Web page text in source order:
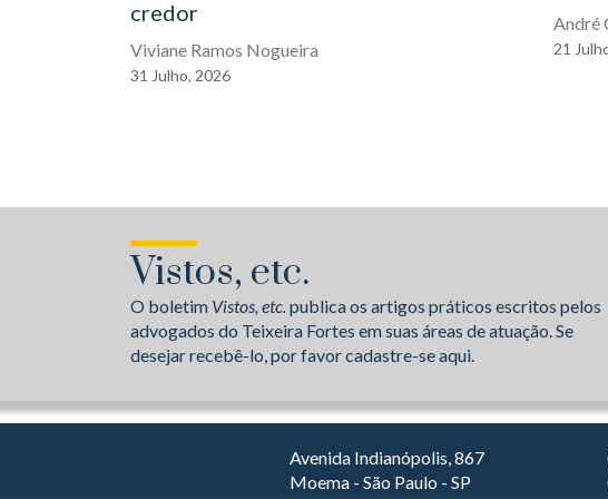
credor
Viviane Ramos Nogueira
31 Julho, 2026
André
21
Vistos, etc.
O boletim Vistos, etc.publica os artigos práticos escritos pelos
advogados do Teixeira Fortes em suas áreas de atuação. Se
desejar recebê-lo, por favor cadastre-se aqui.
Avenida Indianópolis, 867
Moema - São Paulo - SP